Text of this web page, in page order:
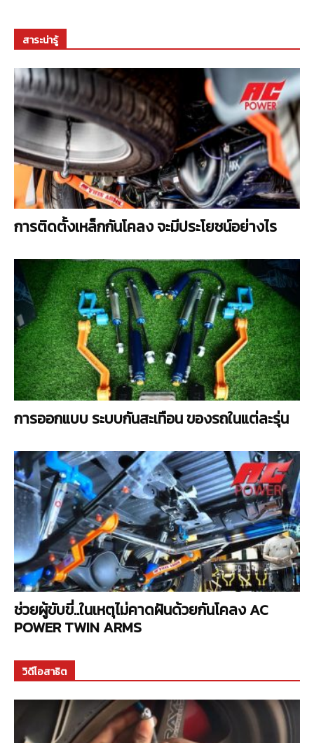
สาระน่ารู้
การติดตั้งเหล็กกันโคลง จะมีประโยชน์อย่างไร
การออกแบบ ระบบกันสะเทือน ของรถในแต่ละรุ่น
ช่วยผู้ขับขี่..ในเหตุไม่คาดฝันด้วยกันโคลง AC
POWER TWIN ARMS
วิดีโอสาธิต